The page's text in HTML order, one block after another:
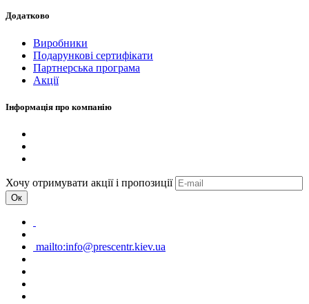
Додатково
Виробники
Подарункові сертифікати
Партнерська програма
Акції
Інформація про компанію
Хочу отримувати акції і пропозиції
Ок
mailto:info@prescentr.kiev.ua